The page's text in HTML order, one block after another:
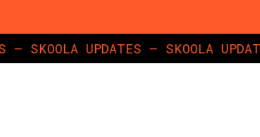
UPDATES — SKOOLA